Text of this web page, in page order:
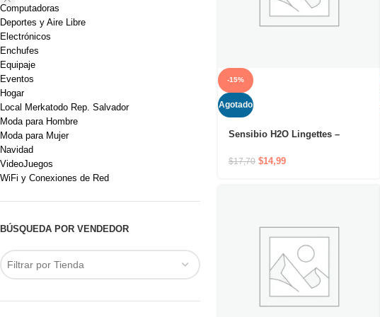
Computadoras
Deportes y Aire Libre
Electrónicos
Enchufes
Equipaje
Eventos
Hogar
Local Merkatodo Rep. Salvador
Moda para Hombre
Moda para Mujer
Navidad
VideoJuegos
WiFi y Conexiones de Red
BÚSQUEDA POR VENDEDOR
Filtrar por Tienda
-15%
Agotado
Sensibio H2O Lingettes –
limpiadoras que desmaquillan
$17,70 $14,99